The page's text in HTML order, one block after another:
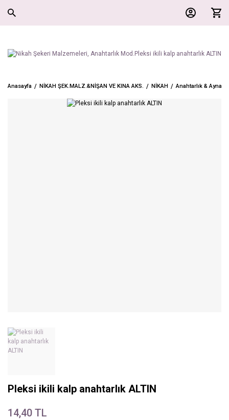
Anasayfa NİKAH ŞEK.MALZ.&NİŞAN VE KINA AKS. NİKAH Anahtarlık & Ayna
Pleksi ikili kalp anahtarlık ALTIN
14,40 TL